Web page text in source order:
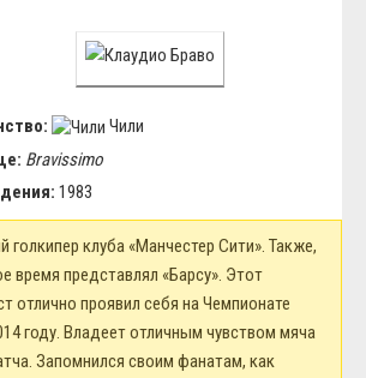
Чили
Bravissimo
1983
голкипер клуба «Манчестер Сити». Также,
время представлял «Барсу». Этот
отлично проявил себя на Чемпионате
году. Владеет отличным чувством мяча
Запомнился своим фанатам, как